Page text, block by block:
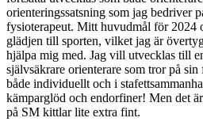
orienteringssatsning som jag bedriver
fysioterapeut. Mitt huvudmål för 2024
glädjen till sporten, vilket jag är
hjälpa mig med. Jag vill utvecklas till
självsäkrare orienterare som tror på
både individuellt och i
kämparglöd och endorfiner! Men det
på SM kittlar lite extra fint.